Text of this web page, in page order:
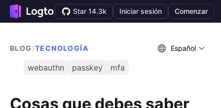
Star 14.3k Iniciar sesión Comenzar
BLOG /TECNOLOGÍA Español
webauthn passkey mfa
Cosas que debes saber